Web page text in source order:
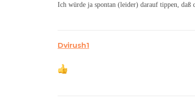
Ich würde ja spontan (leider) darauf tippen,
Dvirush1